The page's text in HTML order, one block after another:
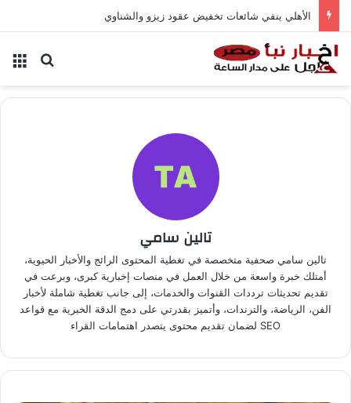
الأهلي ينفي شائعات تخفيض عقود زيزو والشناوي
بحث
تالين سامي
تالين سامي صحفية متخصصة في تغطية المحتوى الرائج والأخبار الحيوية،
أمتلك خبرة واسعة من خلال العمل في منصات إخبارية كبرى، وبرعت في
تقديم تحديثات ترددات القنوات والخدمات، إلى جانب تغطية شاملة لأخبار
الفن، الرياضة، والترندات، وأتميز بقدرتي على دمج الدقة الخبرية مع قواعد
SEO لضمان تقديم محتوى يتصدر اهتمامات القراء